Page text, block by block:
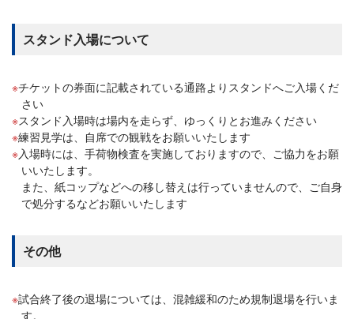
スタンド入場について
チケットの券面に記載されている通路よりスタンドへご入場くだ
さい
スタンド入場時は場内を走らず、ゆっくりとお進みください
練習見学は、自席での観戦をお願いいたします
入場時には、手荷物検査を実施しておりますので、ご協力をお願
いいたします。
また、紙コップなどへの移し替えは行っていませんので、ご自身
で処分するなどお願いいたします
その他
試合終了後の退場については、混雑緩和のため規制退場を行いま
す。